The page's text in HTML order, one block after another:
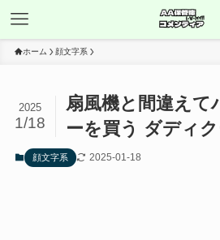
ホーム 顔文字系
扇風機と間違えて
ーを買う ダディ
2025
1/18
顔文字系 2025-01-18